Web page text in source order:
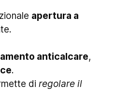
apertura a
anticalcare,
.
di regolare il